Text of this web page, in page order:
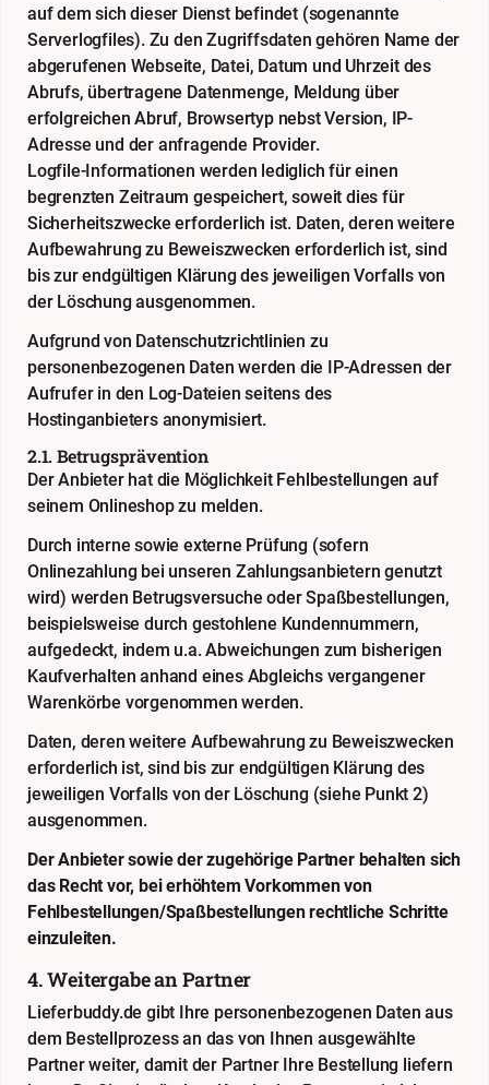
auf dem sich dieser Dienst befindet (sogenannte
Serverlogfiles). Zu den Zugriffsdaten gehören Name der
abgerufenen Webseite, Datei, Datum und Uhrzeit des
Abrufs, übertragene Datenmenge, Meldung über
erfolgreichen Abruf, Browsertyp nebst Version, IP-
Adresse und der anfragende Provider.
Logfile-Informationen werden lediglich für einen
begrenzten Zeitraum gespeichert, soweit dies für
Sicherheitszwecke erforderlich ist. Daten, deren weitere
Aufbewahrung zu Beweiszwecken erforderlich ist, sind
bis zur endgültigen Klärung des jeweiligen Vorfalls von
der Löschung ausgenommen.
Aufgrund von Datenschutzrichtlinien zu
personenbezogenen Daten werden die IP-Adressen der
Aufrufer in den Log-Dateien seitens des
Hostinganbieters anonymisiert.
2.1. Betrugsprävention
Der Anbieter hat die Möglichkeit Fehlbestellungen auf
seinem Onlineshop zu melden.
Durch interne sowie externe Prüfung (sofern
Onlinezahlung bei unseren Zahlungsanbietern genutzt
wird) werden Betrugsversuche oder Spaßbestellungen,
beispielsweise durch gestohlene Kundennummern,
aufgedeckt, indem u.a. Abweichungen zum bisherigen
Kaufverhalten anhand eines Abgleichs vergangener
Warenkörbe vorgenommen werden.
Daten, deren weitere Aufbewahrung zu Beweiszwecken
erforderlich ist, sind bis zur endgültigen Klärung des
jeweiligen Vorfalls von der Löschung (siehe Punkt 2)
ausgenommen.
Der Anbieter sowie der zugehörige Partner behalten sich
das Recht vor, bei erhöhtem Vorkommen von
Fehlbestellungen/Spaßbestellungen rechtliche Schritte
einzuleiten.
4. Weitergabe an Partner
Lieferbuddy.de gibt Ihre personenbezogenen Daten aus
dem Bestellprozess an das von Ihnen ausgewählte
Partner weiter, damit der Partner Ihre Bestellung liefern